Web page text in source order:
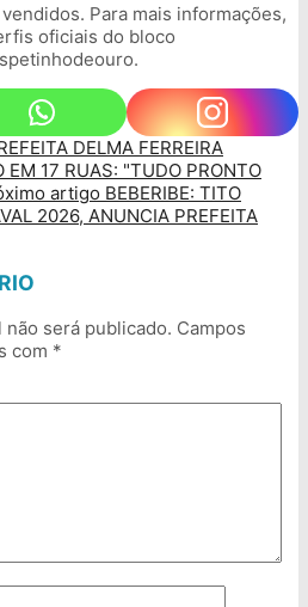
Para mais informações,
oficiais do bloco
DELMA FERREIRA
EM 17 RUAS: "TUDO PRONTO
artigo BEBERIBE: TITO
2026, ANUNCIA PREFEITA
será publicado. Campos
com *